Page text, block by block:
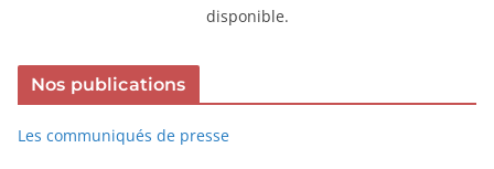
disponible.
Nos publications
Les communiqués de presse